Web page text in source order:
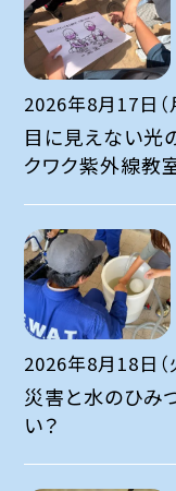
2026年8月17日
目に見えない光
クワク紫外線教
2026年8月18日
災害と水のひみ
い？